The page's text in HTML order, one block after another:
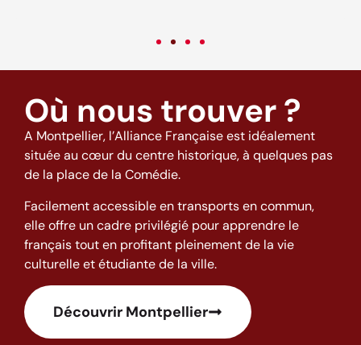
Où nous trouver ?
A Montpellier, l’Alliance Française est idéalement
située au cœur du centre historique, à quelques pas
de la place de la Comédie.
Facilement accessible en transports en commun,
elle offre un cadre privilégié pour apprendre le
français tout en profitant pleinement de la vie
culturelle et étudiante de la ville.
Découvrir Montpellier